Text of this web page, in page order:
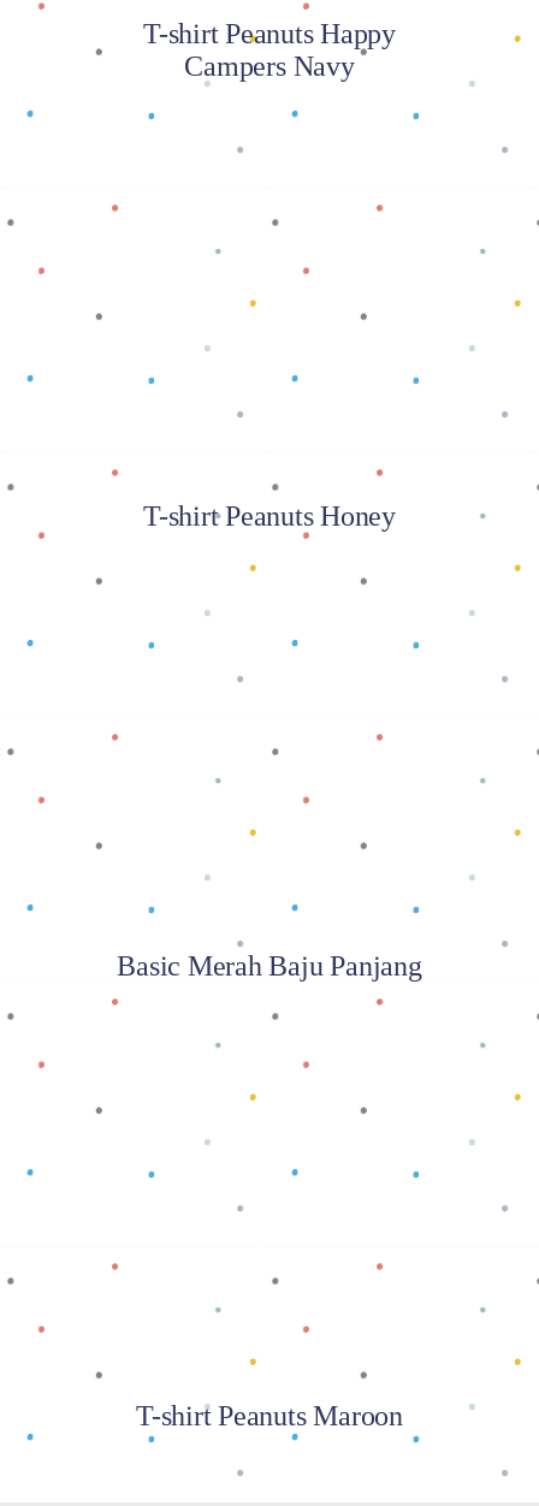
T-shirt Peanuts Happy
Campers Navy
T-shirt Peanuts Honey
Basic Merah Baju Panjang
T-shirt Peanuts Maroon